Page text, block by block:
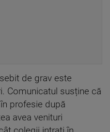
de grav este
Comunicatul susține că
profesie după
avea venituri